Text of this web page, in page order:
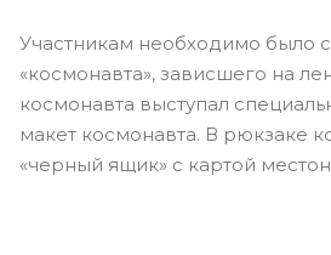
Участникам необходимо было
«космонавта», зависшего на
космонавта выступал
макет космонавта. В рюкзаке
«черный ящик» с картой